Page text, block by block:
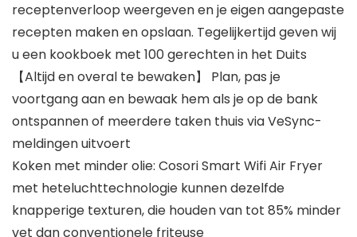
receptenverloop weergeven en je eigen aangepaste
recepten maken en opslaan. Tegelijkertijd geven wij
u een kookboek met 100 gerechten in het Duits
【Altijd en overal te bewaken】 Plan, pas je
voortgang aan en bewaak hem als je op de bank
ontspannen of meerdere taken thuis via VeSync-
meldingen uitvoert
Koken met minder olie: Cosori Smart Wifi Air Fryer
met heteluchttechnologie kunnen dezelfde
knapperige texturen, die houden van tot 85% minder
vet dan conventionele friteuse